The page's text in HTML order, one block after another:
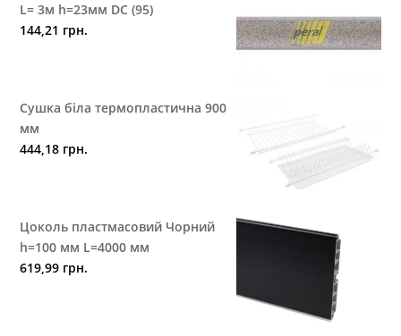
L= 3м h=23мм DC (95)
144,21 грн.
Сушка біла термопластична 900
мм
444,18 грн.
Цоколь пластмасовий Чорний
h=100 мм L=4000 мм
619,99 грн.